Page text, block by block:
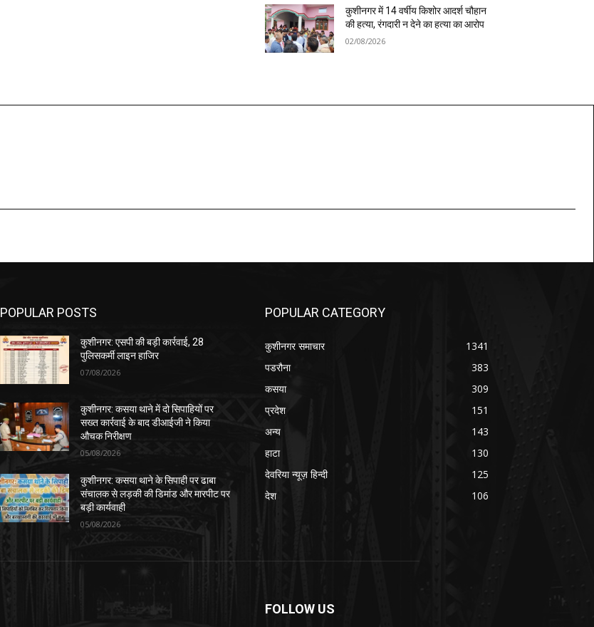
कुशीनगर में 14 वर्षीय किशोर आदर्श चौहान
की हत्या, रंगदारी न देने का हत्या का आरोप
02/08/2026
POPULAR POSTS
कुशीनगर: एसपी की बड़ी कार्रवाई, 28
पुलिसकर्मी लाइन हाजिर
07/08/2026
कुशीनगर: कसया थाने में दो सिपाहियों पर
सख्त कार्रवाई के बाद डीआईजी ने किया
औचक निरीक्षण
05/08/2026
कुशीनगर: कसया थाने के सिपाही पर ढाबा
संचालक से लड़की की डिमांड और मारपीट पर
बड़ी कार्यवाही
05/08/2026
POPULAR CATEGORY
कुशीनगर समाचार
1341
पडरौना
383
कसया
309
प्रदेश
151
अन्य
143
हाटा
130
देवरिया न्यूज़ हिन्दी
125
देश
106
FOLLOW US